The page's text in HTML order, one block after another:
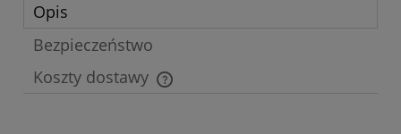
Opis
Bezpieczeństwo
Koszty dostawy
Cena nie zawiera ewentualnych kosztów płatności